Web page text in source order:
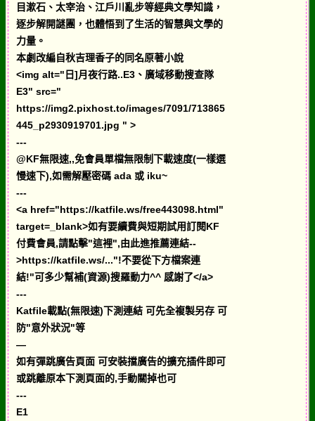
目漱石、太宰治、江戶川亂步等經典文學知識，
逐步解開謎團，也體悟到了生活的智慧與文學的
力量。
本劇改編自秋吉理香子的同名原著小說
<img alt="日]月夜行路..E3、廣域移動搜查隊
E3" src="
https://img2.pixhost.to/images/7091/713865
445_p2930919701.jpg " >
---
@KF無限速,,免會員單檔無限制下載速度(一樣選
慢速下),如需解壓密碼 ada 或 iku~
---
<a href="https://katfile.ws/free443098.html"
target=_blank>如有要續費與短期試用訂閱KF
付費會員,請點擊"這裡",由此進推薦連結--
>https://katfile.ws/..."!不要從下方檔案連
結!"可多少幫補(資源)搜羅動力^^ 感謝了</a>
---
Katfile載點(無限速)下測連結 可先全複製另存 可
防"意外狀況"等
—
如有彈跳廣告頁面 可安裝擋廣告的擴充插件即可
或跳離原本下測頁面的,手動關掉也可
---
E1